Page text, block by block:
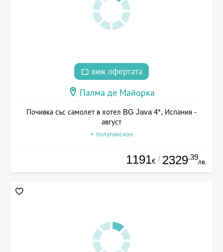
виж офертата
Палма де Майорка
Почивка със самолет в хотел BG Java 4*, Испания -
август
+ полупансион
1191€ / 2329.39
лв.